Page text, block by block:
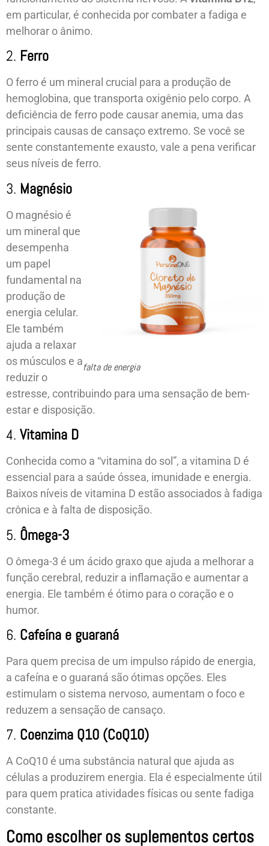
em particular, é conhecida por combater a fadiga e
melhorar o ânimo.
2. Ferro
O ferro é um mineral crucial para a produção de
hemoglobina, que transporta oxigênio pelo corpo. A
deficiência de ferro pode causar anemia, uma das
principais causas de cansaço extremo. Se você se
sente constantemente exausto, vale a pena verificar
seus níveis de ferro.
falta de energia
3. Magnésio
O magnésio é
um mineral que
desempenha
um papel
fundamental na
produção de
energia celular.
Ele também
ajuda a relaxar
os músculos e a
reduzir o
estresse, contribuindo para uma sensação de bem-
estar e disposição.
4. Vitamina D
Conhecida como a “vitamina do sol”, a vitamina D é
essencial para a saúde óssea, imunidade e energia.
Baixos níveis de vitamina D estão associados à fadiga
crônica e à falta de disposição.
5. Ômega-3
O ômega-3 é um ácido graxo que ajuda a melhorar a
função cerebral, reduzir a inflamação e aumentar a
energia. Ele também é ótimo para o coração e o
humor.
6. Cafeína e guaraná
Para quem precisa de um impulso rápido de energia,
a cafeína e o guaraná são ótimas opções. Eles
estimulam o sistema nervoso, aumentam o foco e
reduzem a sensação de cansaço.
7. Coenzima Q10 (CoQ10)
A CoQ10 é uma substância natural que ajuda as
células a produzirem energia. Ela é especialmente útil
para quem pratica atividades físicas ou sente fadiga
constante.
Como escolher os suplementos certos